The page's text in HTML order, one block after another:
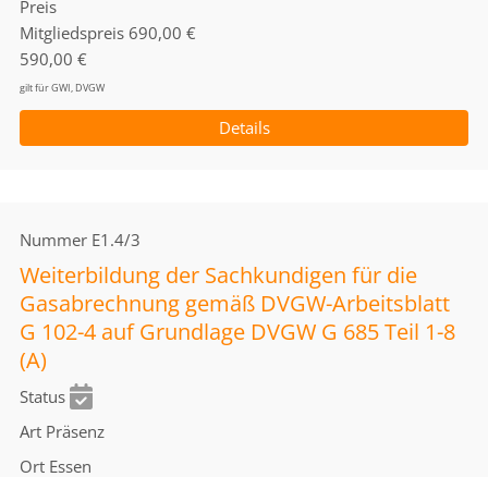
Preis
Mitgliedspreis 690,00 €
590,00 €
gilt für GWI, DVGW
Details
Nummer E1.4/3
Weiterbildung der Sachkundigen für die
Gasabrechnung gemäß DVGW-Arbeitsblatt
G 102-4 auf Grundlage DVGW G 685 Teil 1-8
(A)
Status
Art Präsenz
Ort Essen